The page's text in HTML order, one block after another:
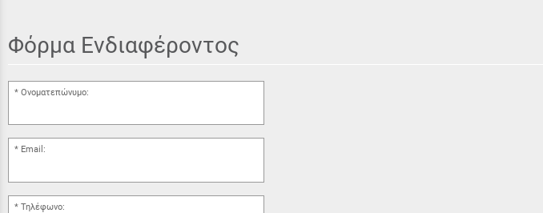
Φόρμα Ενδιαφέροντος
Ονοματεπώνυμο:
Email:
Τηλέφωνο: